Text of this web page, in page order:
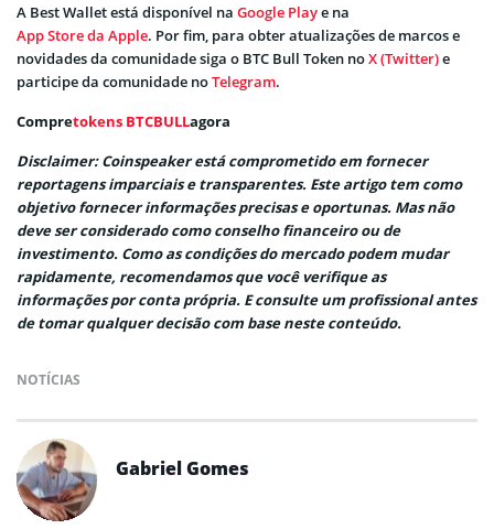
A Best Wallet está disponível na Google Playe na
App Store da Apple. Por fim, para obter atualizações de marcos e
novidades da comunidade siga o BTC Bull Token noX (Twitter)e
participe da comunidade noTelegram.
Compretokens BTCBULLagora
Disclaimer: Coinspeaker está comprometido em fornecer
reportagens imparciais e transparentes. Este artigo tem como
objetivo fornecer informações precisas e oportunas. Mas não
deve ser considerado como conselho financeiro ou de
investimento. Como as condições do mercado podem mudar
rapidamente, recomendamos que você verifique as
informações por conta própria. E consulte um profissional antes
de tomar qualquer decisão com base neste conteúdo.
NOTÍCIAS
Gabriel Gomes